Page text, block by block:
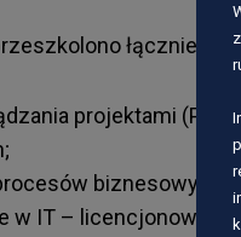
łącznie
projektami
biznesowych
w IT –